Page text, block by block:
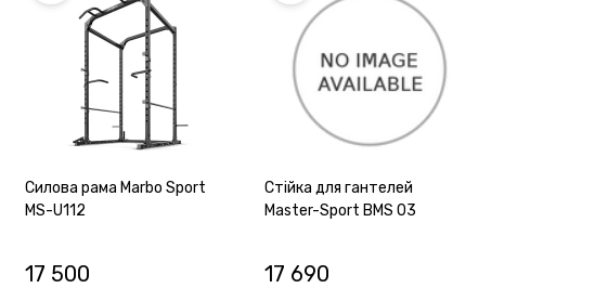
Силова рама Marbo Sport
MS-U112
17 500
Стійка для гантелей
Master-Sport BMS 03
17 690